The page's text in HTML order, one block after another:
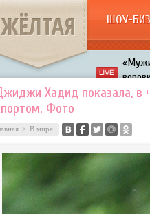
ЖЁЛТАЯ ШОУ-
В
Хадид показала, в
Фото
> В мире